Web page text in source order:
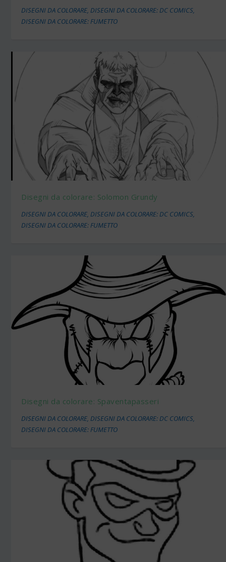
DISEGNI DA COLORARE,DISEGNI DA COLORARE: DC COMICS,
DISEGNI DA COLORARE: FUMETTO
Disegni da colorare: Solomon Grundy
DISEGNI DA COLORARE,DISEGNI DA COLORARE: DC COMICS,
DISEGNI DA COLORARE: FUMETTO
Disegni da colorare: Spaventapasseri
DISEGNI DA COLORARE DISEGNI DA COLORARE: DC COMICS
DISEGNI DA COLORARE: FUMETTO